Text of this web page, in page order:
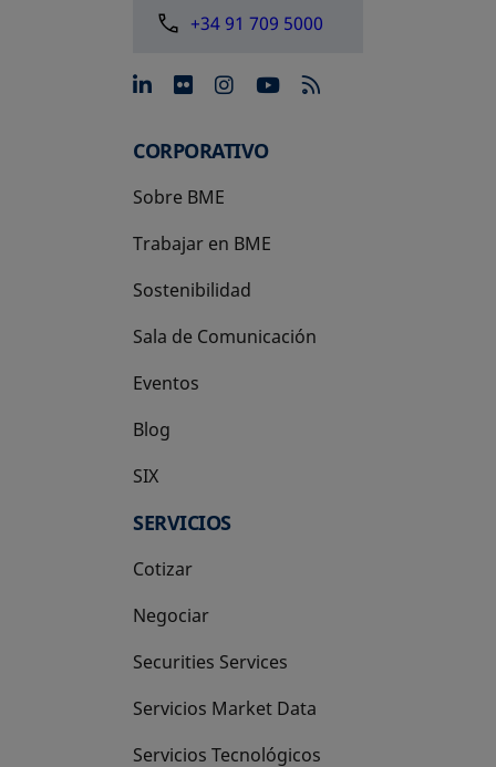
+34 91 709 5000
se abre en una pestaña
se abre en una pestaña
se abre en una
se abre en una
CORPORATIVO
Sobre BME
Trabajar en BME
Sostenibilidad
Sala de Comunicación
Eventos
Blog
SIX
se abre en una pestaña nueva
SERVICIOS
Cotizar
Negociar
Securities Services
Servicios Market Data
Servicios Tecnológicos